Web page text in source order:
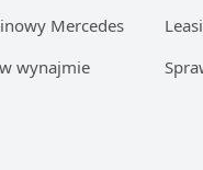
Mercedes
wynajmie